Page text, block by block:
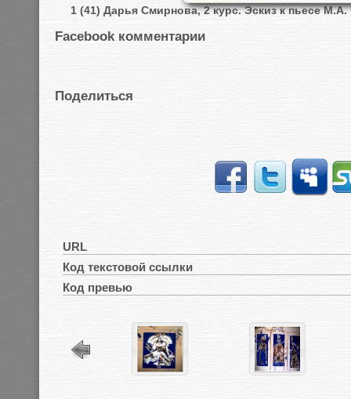
1 (41) Дарья Смирнова, 2 курс. Эскиз к пьесе
Facebook комментарии
Поделиться
URL
Код текстовой ссылки
Код превью